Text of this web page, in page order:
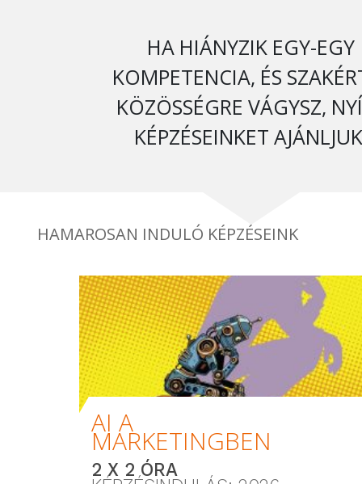
HA HIÁNYZIK EGY-EGY
KOMPETENCIA, ÉS
KÖZÖSSÉGRE VÁGYSZ,
KÉPZÉSEINKET
HAMAROSAN INDULÓ KÉPZÉSEINK
AI A
MARKETINGBEN
2 X 2 ÓRA